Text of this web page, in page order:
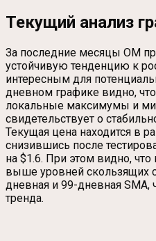
Текущий анализ
За последние месяцы OM
устойчивую тенденцию к
интересным для
дневном графике видно,
локальные максимумы и
свидетельствует о
Текущая цена находится в
снизившись после
на $1.6. При этом видно,
выше уровней скользящих
дневная и 99-дневная SMA,
тренда.